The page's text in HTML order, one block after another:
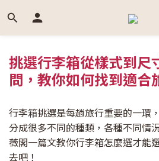
挑選行李箱從樣式到尺
問，教你如何找到適合
行李箱挑選是每趟旅行重要的一環
分成很多不同的種類，各種不同情
薇閣一篇文教你行李箱怎麼選才能
去吧！